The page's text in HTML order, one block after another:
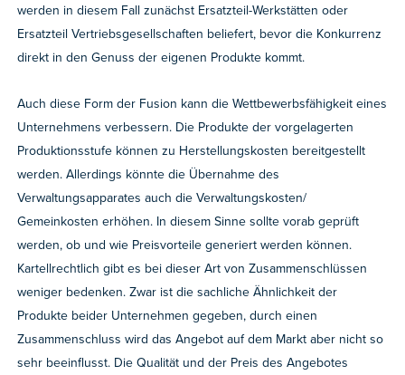
werden in diesem Fall zunächst Ersatzteil-Werkstätten oder
Ersatzteil Vertriebsgesellschaften beliefert, bevor die Konkurrenz
direkt in den Genuss der eigenen Produkte kommt.
Auch diese Form der Fusion kann die Wettbewerbsfähigkeit eines
Unternehmens verbessern. Die Produkte der vorgelagerten
Produktionsstufe können zu Herstellungskosten bereitgestellt
werden. Allerdings könnte die Übernahme des
Verwaltungsapparates auch die Verwaltungskosten/
Gemeinkosten erhöhen. In diesem Sinne sollte vorab geprüft
werden, ob und wie Preisvorteile generiert werden können.
Kartellrechtlich gibt es bei dieser Art von Zusammenschlüssen
weniger bedenken. Zwar ist die sachliche Ähnlichkeit der
Produkte beider Unternehmen gegeben, durch einen
Zusammenschluss wird das Angebot auf dem Markt aber nicht so
sehr beeinflusst. Die Qualität und der Preis des Angebotes